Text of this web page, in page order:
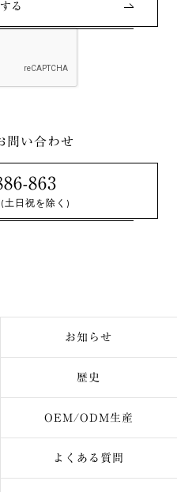
問い合わせ
863
(土日祝を除く)
お知らせ
歴史
OEM/ODM生産
よくある質問